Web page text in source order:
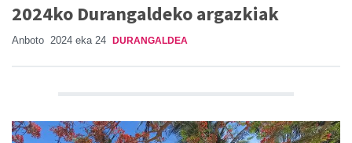
2024ko Durangaldeko argazkiak
Anboto 2024 eka 24 DURANGALDEA